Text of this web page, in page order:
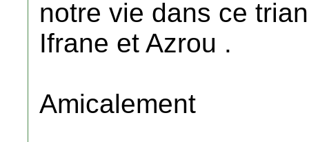
notre vie dans ce
Ifrane et Azrou .
Amicalement